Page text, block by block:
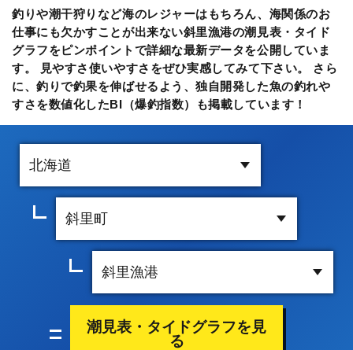
釣りや潮干狩りなど海のレジャーはもちろん、海関係のお
仕事にも欠かすことが出来ない斜里漁港の潮見表・タイド
グラフをピンポイントで詳細な最新データを公開していま
す。 見やすさ使いやすさをぜひ実感してみて下さい。 さら
に、釣りで釣果を伸ばせるよう、独自開発した魚の釣れや
すさを数値化したBI（爆釣指数）も掲載しています！
潮見表・タイドグラフを見
る